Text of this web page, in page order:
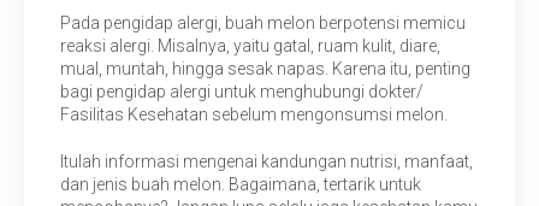
Pada pengidap alergi, buah melon berpotensi memicu
reaksi alergi. Misalnya, yaitu gatal, ruam kulit, diare,
mual, muntah, hingga sesak napas. Karena itu, penting
bagi pengidap alergi untuk menghubungi dokter/
Fasilitas Kesehatan sebelum mengonsumsi melon.
Itulah informasi mengenai kandungan nutrisi, manfaat,
dan jenis buah melon. Bagaimana, tertarik untuk